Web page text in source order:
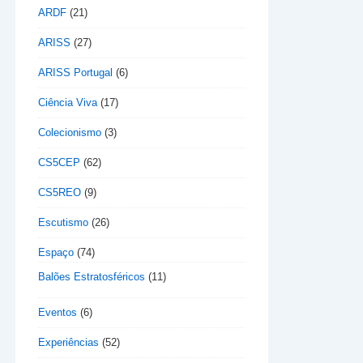
ARDF (21)
ARISS (27)
ARISS Portugal (6)
Ciência Viva(17)
Colecionismo (3)
CS5CEP (62)
CS5REO (9)
Escutismo (26)
Espaço (74)
Balões Estratosféricos (11)
Eventos (6)
Experiências (52)